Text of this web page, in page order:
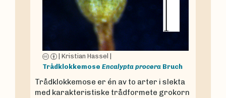
| Kristian Hassel |
Trådklokkemose Encalypta procera Bruch
Trådklokkemose er én av to arter i slekta
med karakteristiske trådformete grokorn